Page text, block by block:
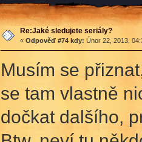
Re:Jaké sledujete seriály?
« Odpověď #74 kdy: Únor 22, 2013,
Musím se
se tam vlastně
dočkat dalšího,